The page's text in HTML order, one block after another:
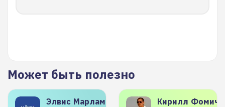
Может быть полезно
Элвис Марламов Кирилл